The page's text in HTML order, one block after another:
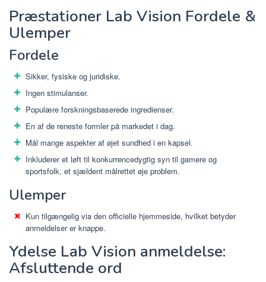
Præstationer Lab Vision Fordele &
Ulemper
Fordele
Sikker, fysiske og juridiske.
Ingen stimulanser.
Populære forskningsbaserede ingredienser.
En af de reneste formler på markedet i dag.
Mål mange aspekter af øjet sundhed i en kapsel.
Inkluderer et løft til konkurrencedygtig syn til gamere og
sportsfolk, et sjældent målrettet øje problem.
Ulemper
Kun tilgængelig via den officielle hjemmeside, hvilket betyder
anmeldelser er knappe.
Ydelse Lab Vision anmeldelse:
Afsluttende ord